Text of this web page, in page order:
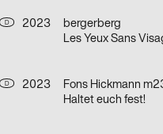
D
2023
bergerberg
Les Yeux Sans
D
2023
Fons Hickmann
Haltet euch fest!